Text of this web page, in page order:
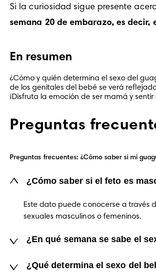
Si la curiosidad sigue presente
semana 20 de embarazo, es decir,
En resumen
¿Cómo y quién determina el sexo del
de los genitales del bebé se verá
¡Disfruta la emoción de ser mamá y
Preguntas
Preguntas frecuentes: ¿Cómo saber si mi
¿Cómo saber si el feto es
Este dato puede conocerse a través
sexuales masculinos o femeninos.
¿En qué semana se sabe el
¿Qué determina el sexo del